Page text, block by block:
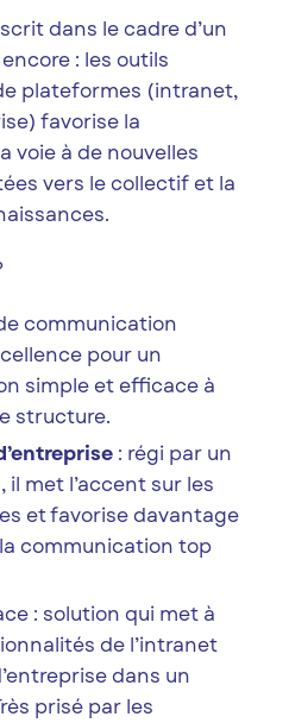
dans le cadre d’un
: les outils
plateformes (intranet,
favorise la
voie à de nouvelles
vers le collectif et la
communication
pour un
simple et efficace à
structure.
: régi par un
met l’accent sur les
et favorise davantage
communication top
: solution qui met à
de l’intranet
dans un
prisé par les